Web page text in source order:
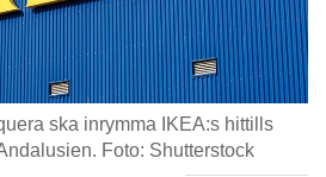
ska inrymma IKEA:s hittills
Foto: Shutterstock